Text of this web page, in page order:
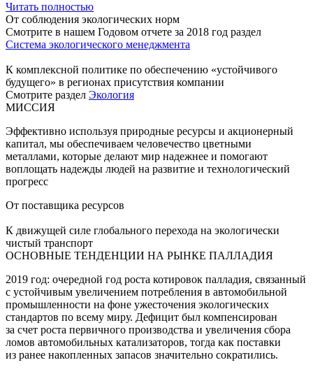
Читать полностью
От соблюдения экологических норм
Смотрите в нашем Годовом отчете за 2018 год раздел
Система экологического менеджмента
К комплексной политике по обеспечению «устойчивого
будущего» в регионах присутствия компании
Смотрите раздел Экология
МИССИЯ
Эффективно используя природные ресурсы и акционерный
капитал, мы обеспечиваем человечество цветными
металлами, которые делают мир надежнее и помогают
воплощать надежды людей на развитие и технологический
прогресс
От поставщика ресурсов
К движущей силе глобального перехода на экологически
чистый транспорт
ОСНОВНЫЕ ТЕНДЕНЦИИ НА РЫНКЕ ПАЛЛАДИЯ
2019 год: очередной год роста котировок палладия, связанный
с устойчивым увеличением потребления в автомобильной
промышленности на фоне ужесточения экологических
стандартов по всему миру. Дефицит был компенсирован
за счет роста первичного производства и увеличения сбора
ломов автомобильных катализаторов, тогда как поставки
из ранее накопленных запасов значительно сократились.